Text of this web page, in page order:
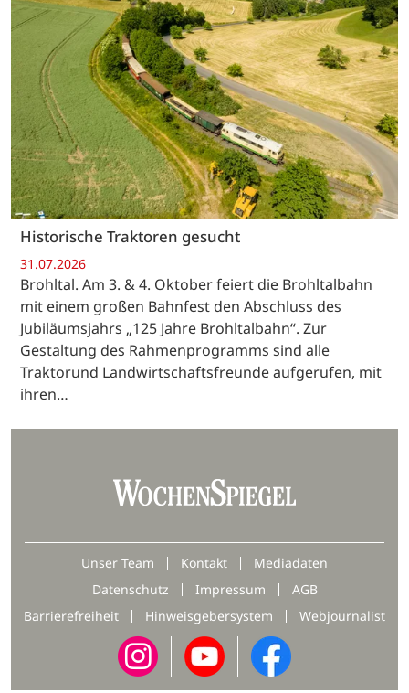
Historische Traktoren gesucht
31.07.2026
Brohltal. Am 3. & 4. Oktober feiert die Brohltalbahn
mit einem großen Bahnfest den Abschluss des
Jubiläumsjahrs „125 Jahre Brohltalbahn“. Zur
Gestaltung des Rahmenprogramms sind alle
Traktorund Landwirtschaftsfreunde aufgerufen, mit
ihren…
Unser Team Kontakt
Mediadaten
Datenschutz
Impressum
AGB
Barrierefreiheit
Hinweisgebersystem Webjournalist